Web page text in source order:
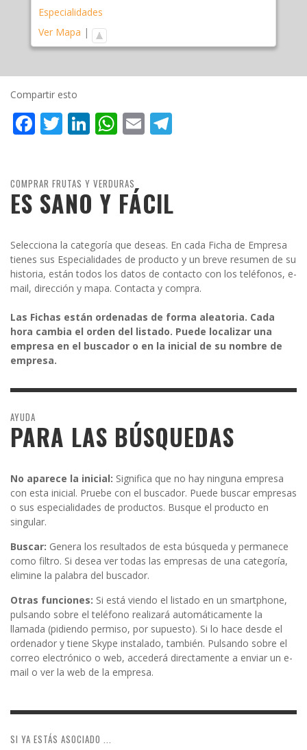
Especialidades
Ver Mapa |
Compartir esto
Facebook
Twitter
LinkedIn
WhatsApp
Email
COMPRAR FRUTAS Y VERDURAS
ES SANO Y FÁCIL
Selecciona la categoría que deseas. En cada Ficha de Empresa
tienes sus Especialidades de producto y un breve resumen de su
historia, están todos los datos de contacto con los teléfonos, e-
mail, dirección y mapa. Contacta y compra.
Las Fichas están ordenadas de forma aleatoria. Cada
hora cambia el orden del listado. Puede localizar una
empresa en el buscador o en la inicial de su nombre de
empresa.
AYUDA
PARA LAS BÚSQUEDAS
No aparece la inicial: Significa que no hay ninguna empresa
con esta inicial. Pruebe con el buscador. Puede buscar empresas
o sus especialidades de productos. Busque el producto en
singular.
Buscar: Genera los resultados de esta búsqueda y permanece
como filtro. Si desea ver todas las empresas de una categoría,
elimine la palabra del buscador.
Otras funciones: Si está viendo el listado en un smartphone,
pulsando sobre el teléfono realizará automáticamente la
llamada (pidiendo permiso, por supuesto). Si lo hace desde el
ordenador y tiene Skype instalado, también. Pulsando sobre el
correo electrónico o web, accederá directamente a enviar un e-
mail o ver la web de la empresa.
SI YA ESTÁS ASOCIADO ...